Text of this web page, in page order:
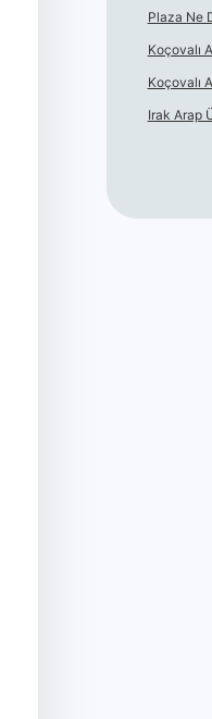
Plaza Ne
Koçovalı
Koçovalı
Irak Arap